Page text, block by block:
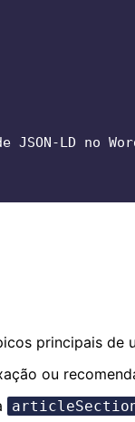
JSON-LD no
principais de
ou